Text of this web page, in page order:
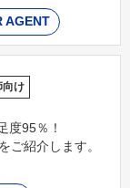
AGENT
向け
度95％！
ご紹介します。